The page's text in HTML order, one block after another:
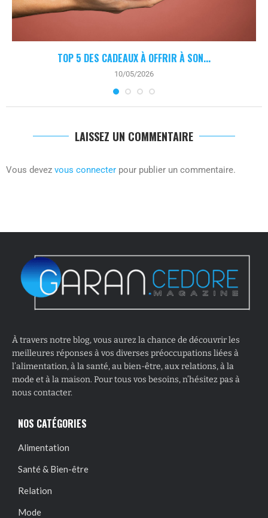
TOP 5 DES CADEAUX À OFFRIR À SON...
10/05/2026
LAISSEZ UN COMMENTAIRE
Vous devez vous connecter pour publier un commentaire.
À travers notre blog, vous aurez la chance de découvrir les
meilleures réponses à vos diverses préoccupations liées à
l’alimentation, à la santé, au bien-être, aux relations, à la
mode et à la maison. Pour tous vos besoins, n’hésitez pas à
nous contacter.
NOS CATÉGORIES
Alimentation
Santé & Bien-être
Relation
Mode